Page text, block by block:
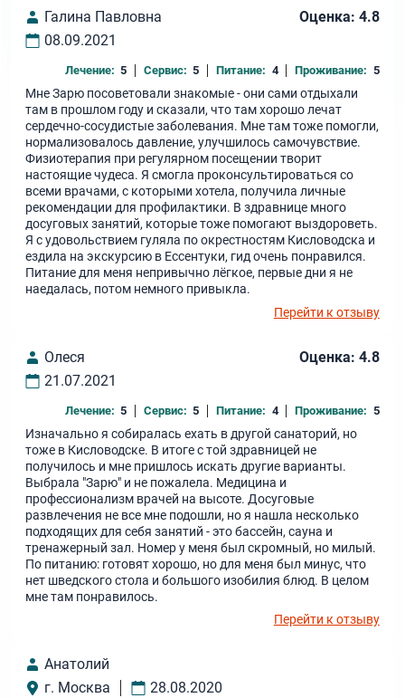
Галина Павловна
08.09.2021
Оценка: 4.8
Лечение: 5 Сервис: 5 Питание: 4 Проживание: 5
Мне Зарю посоветовали знакомые - они сами отдыхали
там в прошлом году и сказали, что там хорошо лечат
сердечно-сосудистые заболевания. Мне там тоже помогли,
нормализовалось давление, улучшилось самочувствие.
Физиотерапия при регулярном посещении творит
настоящие чудеса. Я смогла проконсультироваться со
всеми врачами, с которыми хотела, получила личные
рекомендации для профилактики. В здравнице много
досуговых занятий, которые тоже помогают выздороветь.
Я с удовольствием гуляла по окрестностям Кисловодска и
ездила на экскурсию в Ессентуки, гид очень понравился.
Питание для меня непривычно лёгкое, первые дни я не
наедалась, потом немного привыкла.
Перейти к отзыву
Олеся
21.07.2021
Оценка: 4.8
Лечение: 5 Сервис: 5 Питание: 4 Проживание: 5
Изначально я собиралась ехать в другой санаторий, но
тоже в Кисловодске. В итоге с той здравницей не
получилось и мне пришлось искать другие варианты.
Выбрала "Зарю" и не пожалела. Медицина и
профессионализм врачей на высоте. Досуговые
развлечения не все мне подошли, но я нашла несколько
подходящих для себя занятий - это бассейн, сауна и
тренажерный зал. Номер у меня был скромный, но милый.
По питанию: готовят хорошо, но для меня был минус, что
нет шведского стола и большого изобилия блюд. В целом
мне там понравилось.
Перейти к отзыву
Анатолий
г. Москва
28.08.2020